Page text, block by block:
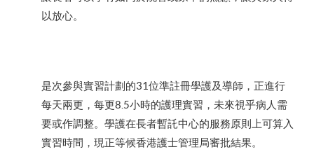
以放心。
是次參與實習計劃的31位準註冊學護及導師，正進行
每天兩更，每更8.5小時的護理實習，未來視乎病人需
要或作調整。學護在長者暫託中心的服務原則上可算入
實習時間，現正等候香港護士管理局審批結果。